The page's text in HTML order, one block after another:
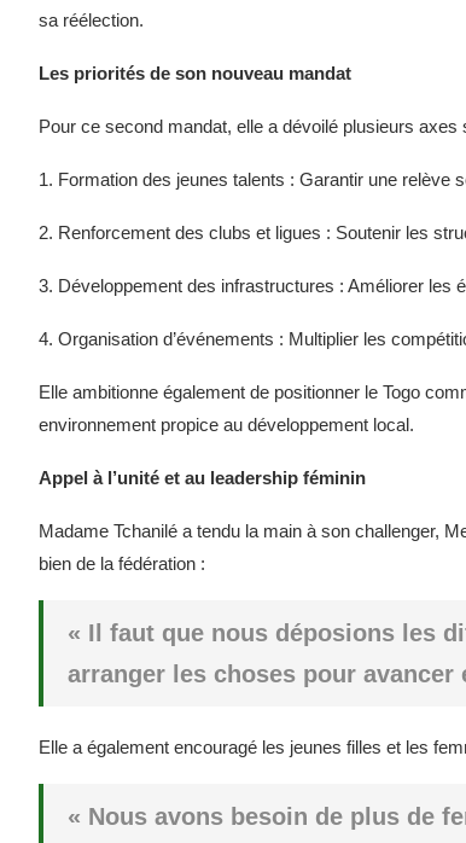
sa réélection.
Les priorités de son nouveau mandat
Pour ce second mandat, elle a dévoilé plusieurs axes
1. Formation des jeunes talents : Garantir une relève
2. Renforcement des clubs et ligues : Soutenir les
3. Développement des infrastructures : Améliorer les
4. Organisation d’événements : Multiplier les
Elle ambitionne également de positionner le Togo
environnement propice au développement local.
Appel à l’unité et au leadership féminin
Madame Tchanilé a tendu la main à son challenger,
bien de la fédération :
« Il faut que nous déposions les
arranger les choses pour avancer
Elle a également encouragé les jeunes filles et les
« Nous avons besoin de plus de